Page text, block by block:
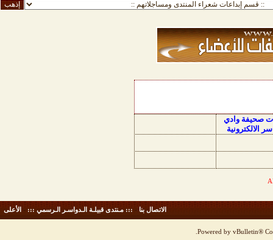
صحيفة وادي
الالكترونية
الاتصال بنا - ::: مـنتدى قبيلـة الـدواسـر الـرسمي ::: - الأعلى
Powered by vBulletin®